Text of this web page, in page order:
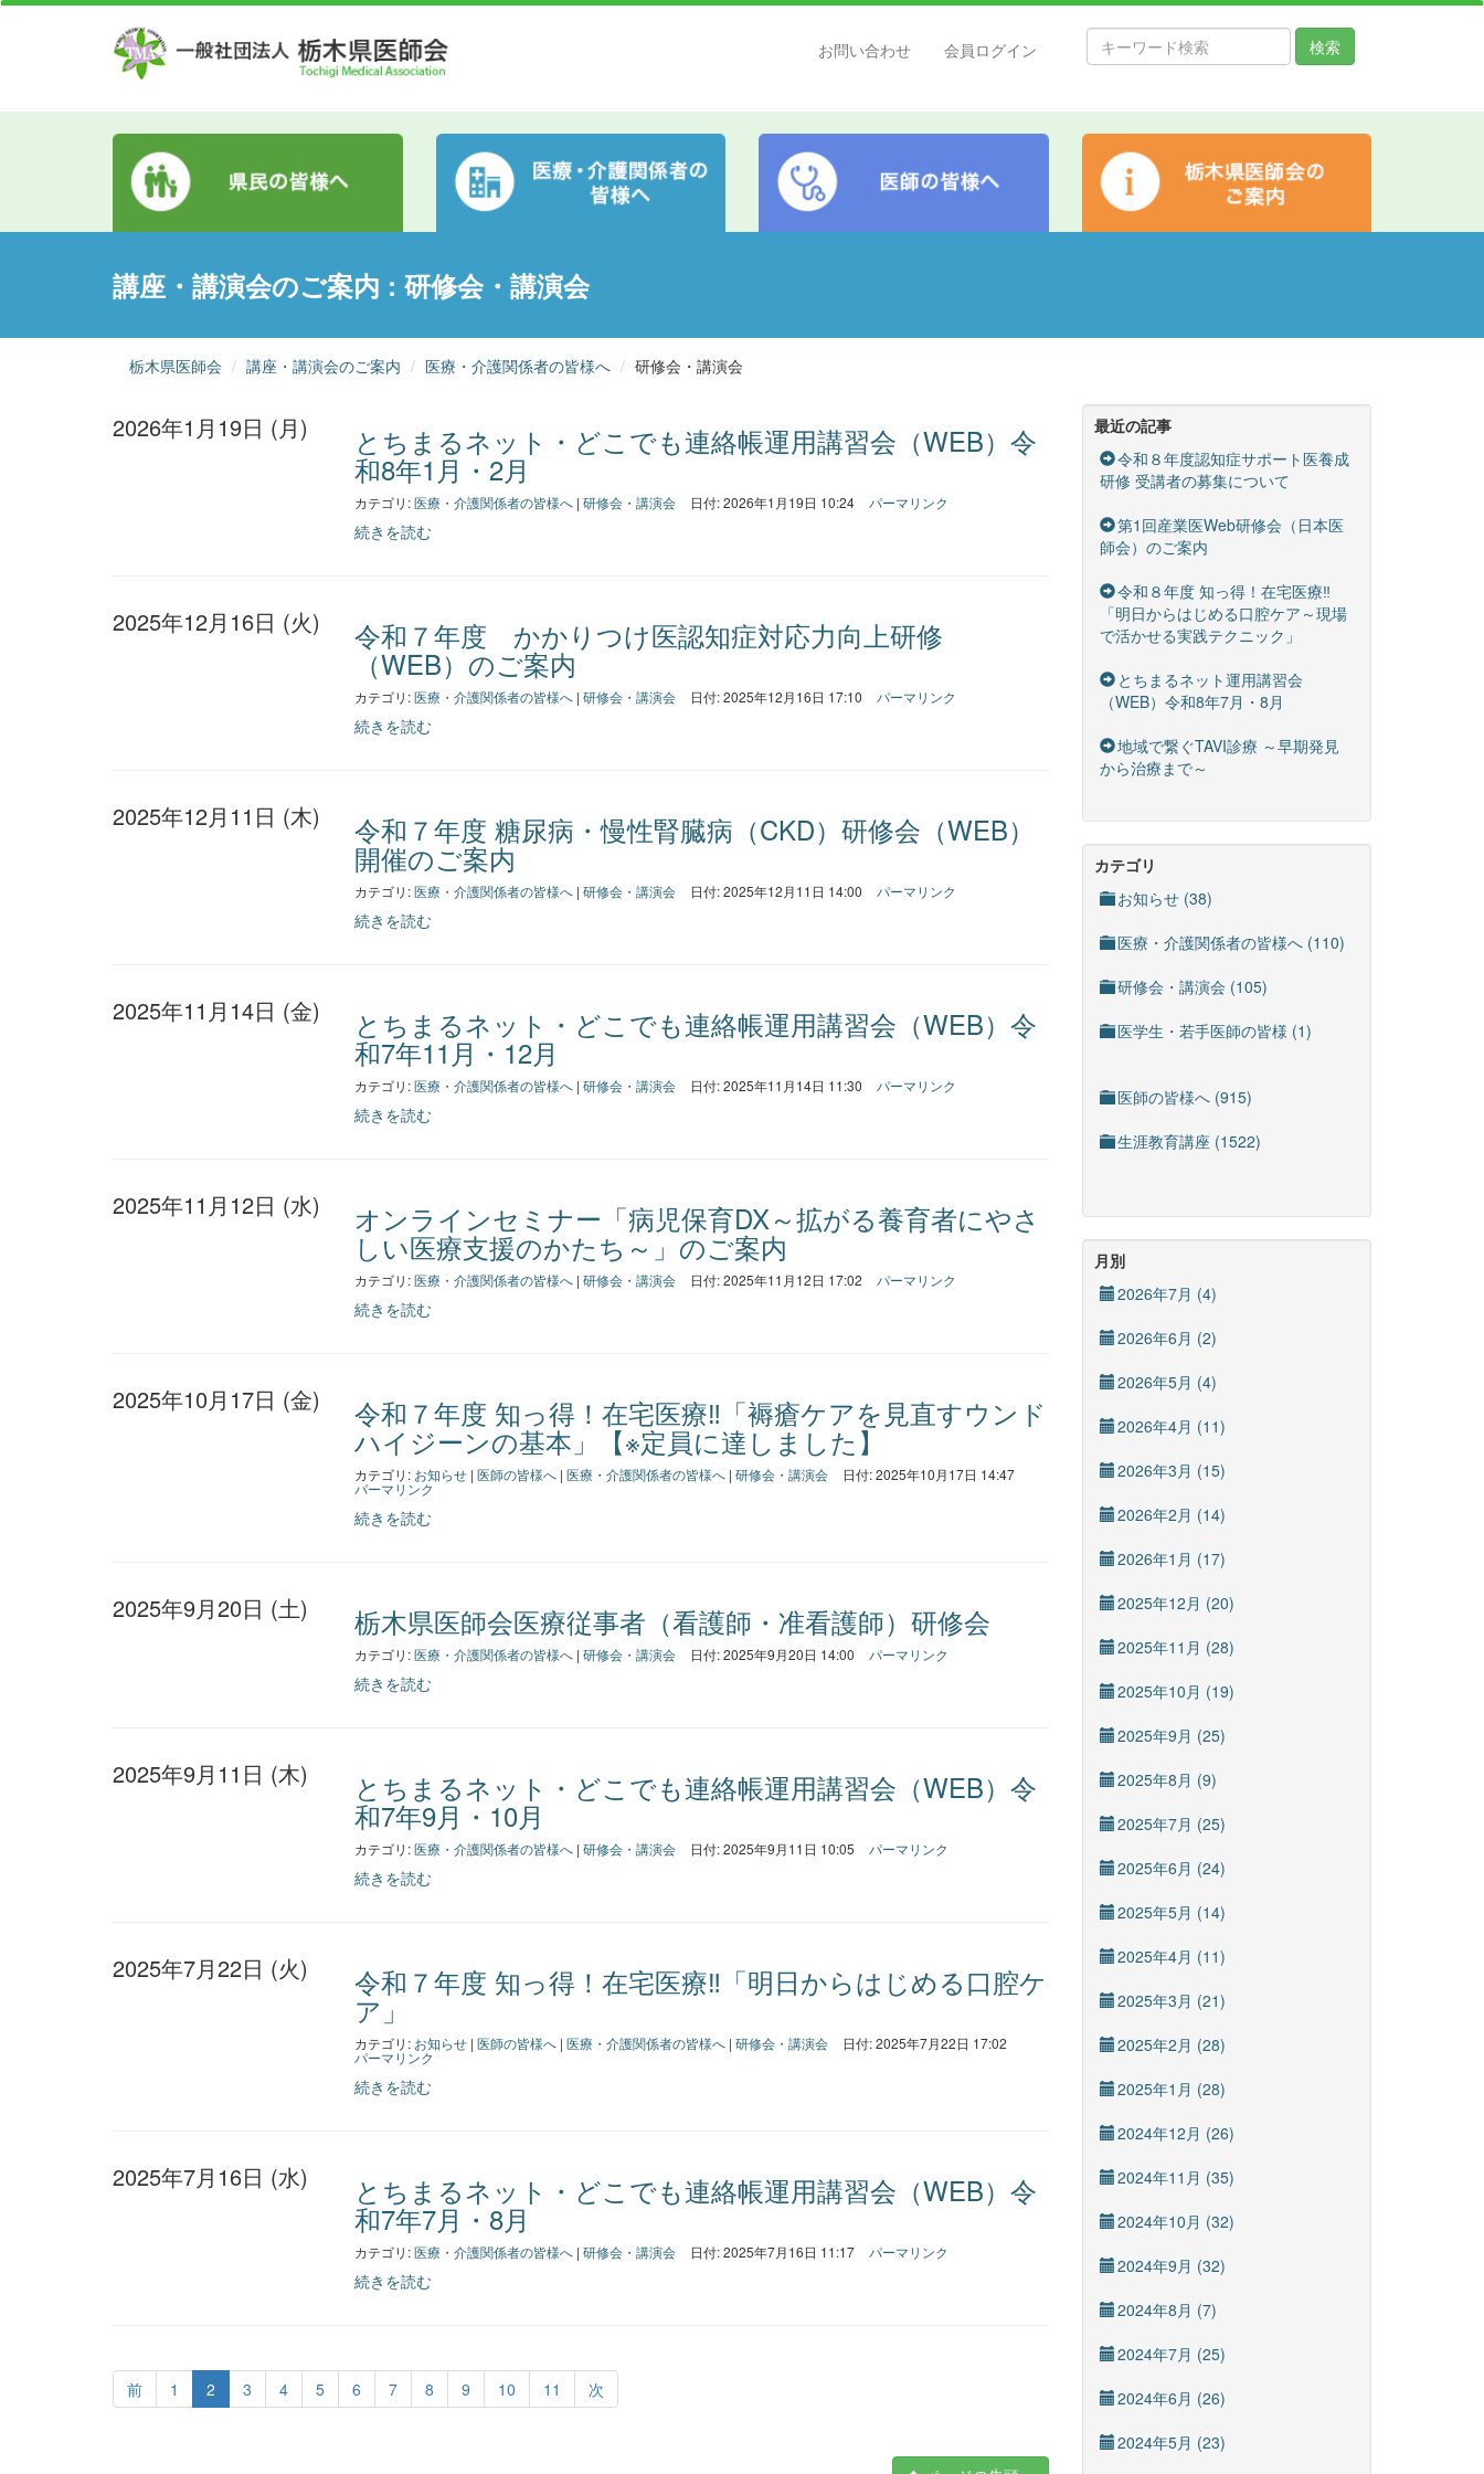
検索
お問い合わせ 会員ログイン
講座・講演会のご案内 : 研修会・講演会
栃木県医師会 講座・講演会のご案内 医療・介護関係者の皆様へ 研修会・講演会
2026年1月19日 (月) とちまるネット・どこでも連絡帳運用講習会（WEB）令
和8年1月・2月
カテゴリ:医療・介護関係者の皆様へ |研修会・講演会 日付: 2026年1月19日 10:24 パーマリンク
続きを読む
2025年12月16日 (火) 令和７年度 かかりつけ医認知症対応力向上研修
（WEB）のご案内
カテゴリ:医療・介護関係者の皆様へ |研修会・講演会 日付: 2025年12月16日 17:10 パーマリンク
続きを読む
2025年12月11日 (木) 令和７年度 糖尿病・慢性腎臓病（CKD）研修会（WEB）
開催のご案内
カテゴリ:医療・介護関係者の皆様へ |研修会・講演会 日付: 2025年12月11日 14:00 パーマリンク
続きを読む
2025年11月14日 (金) とちまるネット・どこでも連絡帳運用講習会（WEB）令
和7年11月・12月
カテゴリ:医療・介護関係者の皆様へ |研修会・講演会 日付: 2025年11月14日 11:30 パーマリンク
続きを読む
2025年11月12日 (水) オンラインセミナー「病児保育DX～拡がる養育者にやさ
しい医療支援のかたち～」のご案内
カテゴリ:医療・介護関係者の皆様へ |研修会・講演会 日付: 2025年11月12日 17:02 パーマリンク
続きを読む
2025年10月17日 (金) 令和７年度 知っ得！在宅医療‼「褥瘡ケアを見直すウンド
ハイジーンの基本」【※定員に達しました】
カテゴリ: お知らせ |医師の皆様へ |医療・介護関係者の皆様へ |研修会・講演会 日付: 2025年10月17日 14:47
パーマリンク
続きを読む
2025年9月20日 (土) 栃木県医師会医療従事者（看護師・准看護師）研修会
カテゴリ:医療・介護関係者の皆様へ |研修会・講演会 日付: 2025年9月20日 14:00 パーマリンク
続きを読む
2025年9月11日 (木) とちまるネット・どこでも連絡帳運用講習会（WEB）令
和7年9月・10月
カテゴリ:医療・介護関係者の皆様へ |研修会・講演会 日付: 2025年9月11日 10:05 パーマリンク
続きを読む
2025年7月22日 (火) 令和７年度 知っ得！在宅医療‼「明日からはじめる口腔ケ
ア」
カテゴリ: お知らせ |医師の皆様へ |医療・介護関係者の皆様へ |研修会・講演会 日付: 2025年7月22日 17:02
パーマリンク
続きを読む
2025年7月16日 (水) とちまるネット・どこでも連絡帳運用講習会（WEB）令
和7年7月・8月
カテゴリ:医療・介護関係者の皆様へ |研修会・講演会 日付: 2025年7月16日 11:17 パーマリンク
続きを読む
前 1 2 3 4 5 6 7 8 9 10 11 次
最近の記事
令和８年度認知症サポート医養成
研修 受講者の募集について
第1回産業医Web研修会（日本医
師会）のご案内
令和８年度 知っ得！在宅医療‼
「明日からはじめる口腔ケア～現場
で活かせる実践テクニック」
とちまるネット運用講習会
（WEB）令和8年7月・8月
地域で繋ぐTAVI診療 ～早期発見
から治療まで～
カテゴリ
お知らせ (38)
医療・介護関係者の皆様へ (110)
研修会・講演会 (105)
医学生・若手医師の皆様 (1)
医師の皆様へ (915)
生涯教育講座 (1522)
月別
2026年7月 (4)
2026年6月 (2)
2026年5月 (4)
2026年4月 (11)
2026年3月 (15)
2026年2月 (14)
2026年1月 (17)
2025年12月 (20)
2025年11月 (28)
2025年10月 (19)
2025年9月 (25)
2025年8月 (9)
2025年7月 (25)
2025年6月 (24)
2025年5月 (14)
2025年4月 (11)
2025年3月 (21)
2025年2月 (28)
2025年1月 (28)
2024年12月 (26)
2024年11月 (35)
2024年10月 (32)
2024年9月 (32)
2024年8月 (7)
2024年7月 (25)
2024年6月 (26)
2024年5月 (23)